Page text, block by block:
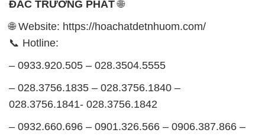
ĐẮC TRƯỜNG PHÁT🌐
🌐 Website: https://hoachatdetnhuom.com/
📞 Hotline:
– 0933.920.505 – 028.3504.5555
– 028.3756.1835 – 028.3756.1840 –
028.3756.1841- 028.3756.1842
– 0932.660.696 – 0901.326.566 – 0906.387.866 –